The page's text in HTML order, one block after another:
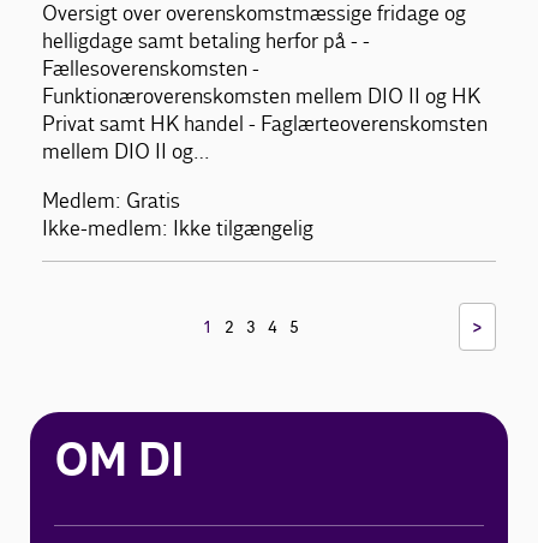
Oversigt over overenskomstmæssige fridage og
helligdage samt betaling herfor på - -
Fællesoverenskomsten -
Funktionæroverenskomsten mellem DIO II og HK
Privat samt HK handel - Faglærteoverenskomsten
mellem DIO II og…
Medlem: Gratis
Ikke-medlem: Ikke tilgængelig
1 2 3 4 5 >
OM DI